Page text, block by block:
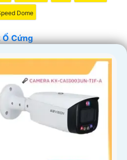
Dome
Ổ Cứng